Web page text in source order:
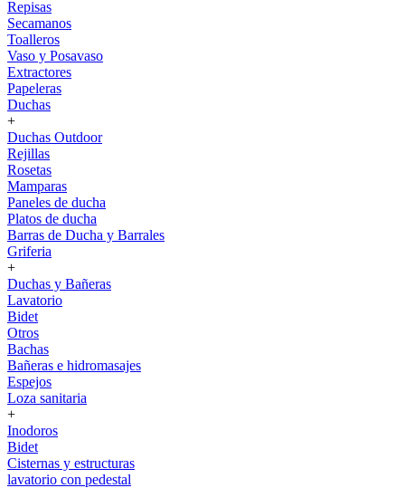
Repisas
Secamanos
Toalleros
Vaso y Posavaso
Extractores
Papeleras
Duchas
+
Duchas Outdoor
Rejillas
Rosetas
Mamparas
Paneles de ducha
Platos de ducha
Barras de Ducha y Barrales
Griferia
+
Duchas y Bañeras
Lavatorio
Bidet
Otros
Bachas
Bañeras e hidromasajes
Espejos
Loza sanitaria
+
Inodoros
Bidet
Cisternas y estructuras
lavatorio con pedestal